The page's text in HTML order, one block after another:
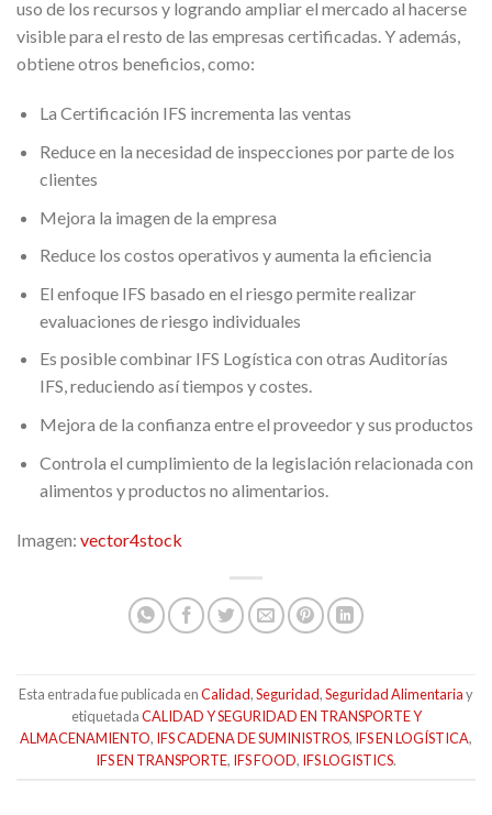
uso de los recursos y logrando ampliar el mercado al hacerse
visible para el resto de las empresas certificadas. Y además,
obtiene otros beneficios, como:
La Certificación IFS incrementa las ventas
Reduce en la necesidad de inspecciones por parte de los
clientes
Mejora la imagen de la empresa
Reduce los costos operativos y aumenta la eficiencia
El enfoque IFS basado en el riesgo permite realizar
evaluaciones de riesgo individuales
Es posible combinar IFS Logística con otras Auditorías
IFS, reduciendo así tiempos y costes.
Mejora de la confianza entre el proveedor y sus productos
Controla el cumplimiento de la legislación relacionada con
alimentos y productos no alimentarios.
Imagen: vector4stock
Esta entrada fue publicada enCalidad,Seguridad,Seguridad Alimentariay
etiquetadaCALIDAD Y SEGURIDAD EN TRANSPORTE Y
ALMACENAMIENTO, IFS CADENA DE SUMINISTROS, IFS EN LOGÍSTICA,
IFS EN TRANSPORTE, IFS FOOD, IFS LOGISTICS.